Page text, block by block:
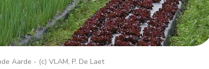
Aarde - (c) VLAM, P. De Laet